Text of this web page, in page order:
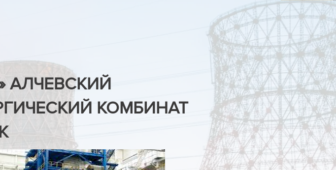
АЛЧЕВСКИЙ
КОМБИНАТ